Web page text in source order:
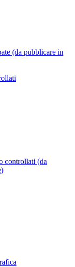
(da pubblicare in
controllati (da